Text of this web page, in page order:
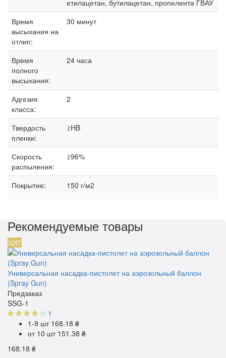
етилацетан, бутилацетан, пропелента ГВАУ
Время
высыхания на
отлип:
30 минут
Время
полного
высыхания:
24 часа
Адгезия
класса:
2
Твердость
пленки:
≥HB
Скорость
распыления:
≥96%
Покрытие: 150 г/м2
Рекомендуемые товары
ХИТ
Универсальная насадка-пистолет на аэрозольный баллон
(Spray Gun)
Предзаказ
SSG-1
1
1-9 шт 168.18 ₴
от 10 шт 151.38 ₴
168.18 ₴